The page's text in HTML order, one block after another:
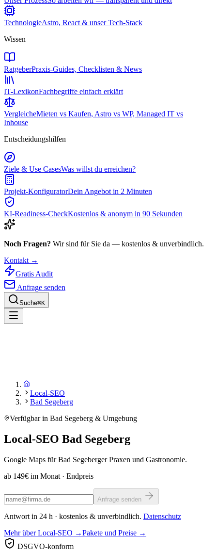
TechnologieAstro, React & unser Tech-Stack
Wissen
RatgeberPraxis-Guides, Checklisten & News
IT-LexikonFachbegriffe einfach erklärt
VergleicheMieten vs Kaufen, Astro vs WP, Managed IT vs
Inhouse
Entscheidungshilfen
Ziele & Use CasesWas willst du erreichen?
Projekt-KonfiguratorDein Angebot in 2 Minuten
KI-Readiness-CheckKostenlos & anonym in 90 Sekunden
Noch Fragen? Wir sind für Sie da — kostenlos & unverbindlich.
Kontakt →
Gratis Audit
Anfrage senden
Suche⌘K
Local-SEO
Bad Segeberg
Verfügbar in Bad Segeberg & Umgebung
Local-SEO Bad Segeberg
Google Maps für Bad Segeberger Praxen und Gastronomie.
ab 149€ im Monat · Endpreis
Anfrage senden
Antwort in 24 h · kostenlos & unverbindlich. Datenschutz
Mehr über Local-SEO →Pakete und Preise →
DSGVO-konform